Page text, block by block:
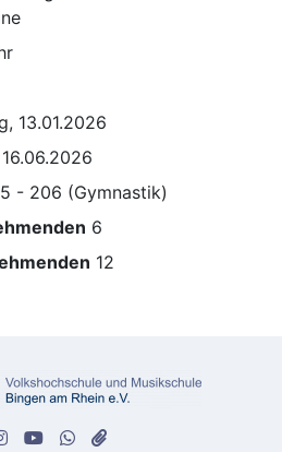
13.01.2026
- 206 (Gymnastik)
6
12